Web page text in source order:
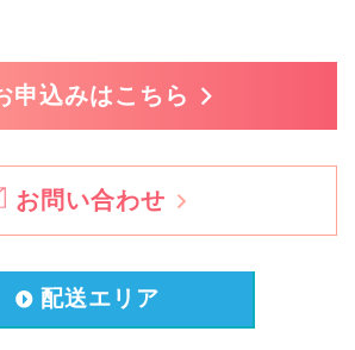
申込みはこちら
お問い合わせ
配送エリア